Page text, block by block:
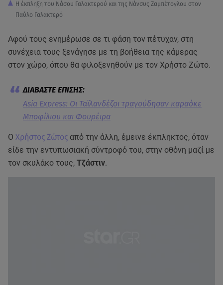
Η έκπληξη του Νάσου Γαλακτερού και της Νάνσυς Ζαμπέτογλου στον
Παύλο Γαλακτερό
Αφού τους ενημέρωσε σε τι φάση τον πέτυχαν, στη
συνέχεια τους ξενάγησε με τη βοήθεια της κάμερας
στον χώρο, όπου θα φιλοξενηθούν με τον Χρήστο Ζώτο.
Asia Express: Οι Ταϊλανδέζοι τραγούδησαν καραόκε
Μποφίλιου και Φουρέιρα
Ο Χρήστος Ζώτος από την άλλη, έμεινε έκπληκτος, όταν
είδε την εντυπωσιακή σύντροφό του, στην οθόνη μαζί με
τον σκυλάκο τους, Τζάστιν.